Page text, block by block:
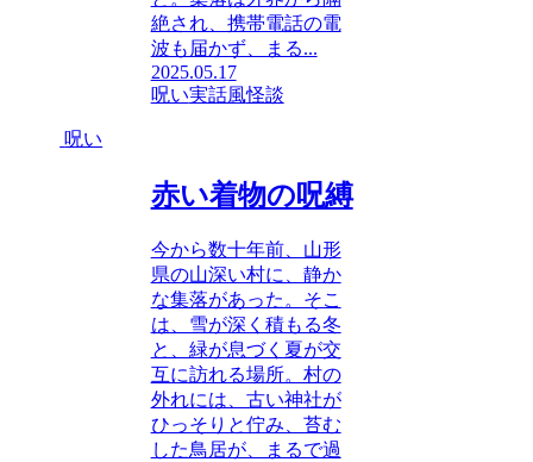
絶され、携帯電話の電
波も届かず、まる...
2025.05.17
呪い実話風怪談
呪い
赤い着物の呪縛
今から数十年前、山形
県の山深い村に、静か
な集落があった。そこ
は、雪が深く積もる冬
と、緑が息づく夏が交
互に訪れる場所。村の
外れには、古い神社が
ひっそりと佇み、苔む
した鳥居が、まるで過